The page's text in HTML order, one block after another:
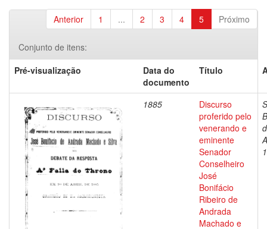
Anterior 1 ... 2 3 4 5 Próximo
Conjunto de itens:
Pré-visualização
Data do
documento
Título
1885
Discurso
proferido pelo
venerando e
eminente
Senador
Conselheiro
José
Bonifácio
Ribeiro de
Andrada
Machado e